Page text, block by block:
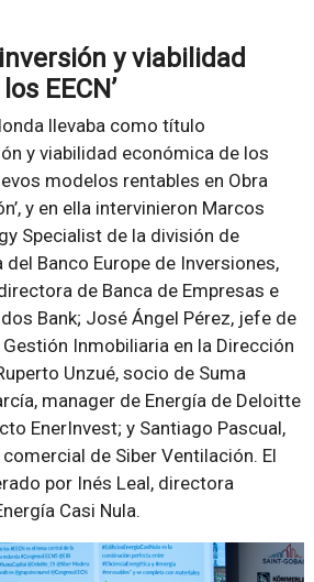
y viabilidad
EECN’
llevaba como título
y viabilidad económica de los
modelos rentables en Obra
y en ella intervinieron Marcos
Specialist de la división de
Banco Europe de Inversiones,
de Banca de Empresas e
Bank; José Ángel Pérez, jefe de
Inmobiliaria en la Dirección
Unzué, socio de Suma
manager de Energía de Deloitte
EnerInvest; y Santiago Pascual,
de Siber Ventilación. El
por Inés Leal, directora
Casi Nula.